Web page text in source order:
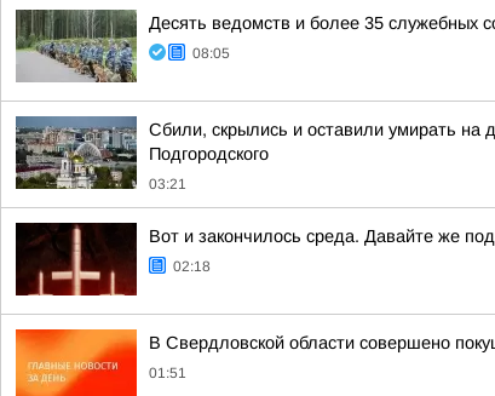
Десять ведомств и более 35 служебных
08:05
Сбили, скрылись и оставили умирать на
Подгородского
03:21
Вот и закончилось среда. Давайте же
02:18
В Свердловской области совершено
01:51